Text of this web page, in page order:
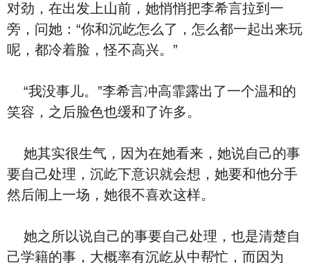
对劲，在出发上山前，她悄悄把李希言拉到一
旁，问她：“你和沉屹怎么了，怎么都一起出来玩
呢，都冷着脸，怪不高兴。”
“我没事儿。”李希言冲高霏露出了一个温和的
笑容，之后脸色也缓和了许多。
她其实很生气，因为在她看来，她说自己的事
要自己处理，沉屹下意识就会想，她要和他分手
然后闹上一场，她很不喜欢这样。
她之所以说自己的事要自己处理，也是清楚自
己学籍的事，大概率有沉屹从中帮忙，而因为